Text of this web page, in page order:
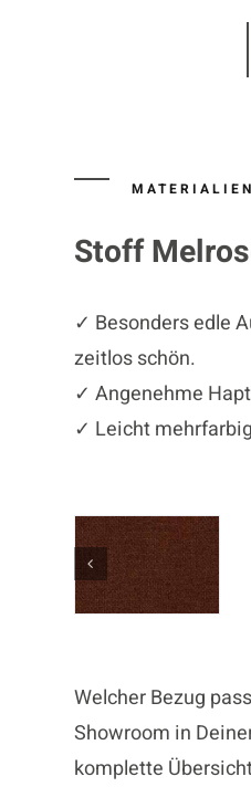
MATERIALIEN
Stoff
✓ Besonders edle
zeitlos schön.
✓ Angenehme
✓ Leicht
Welcher Bezug
Showroom in
komplette